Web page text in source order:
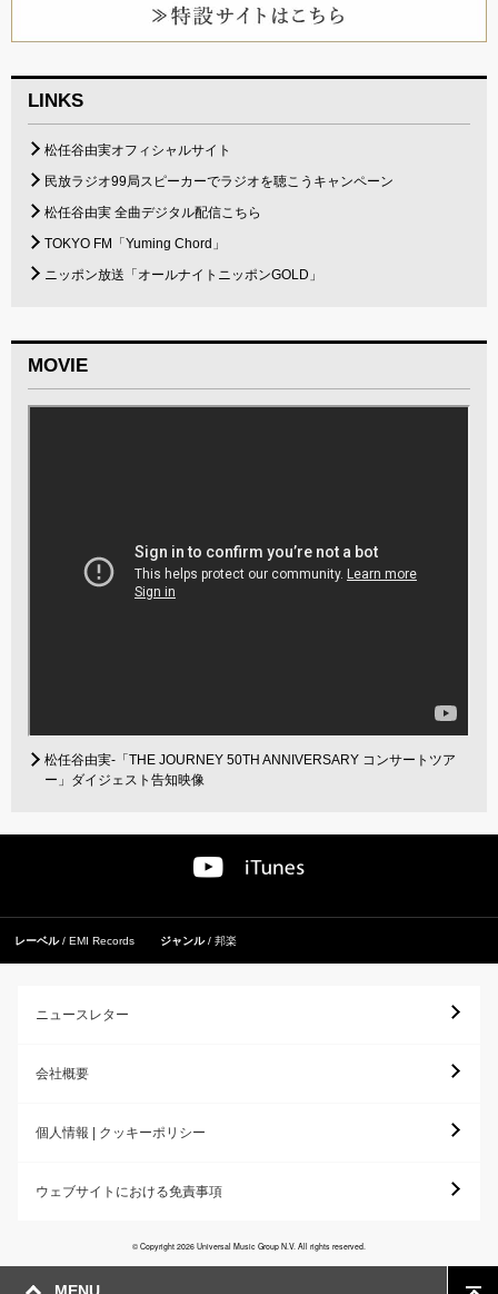
LINKS
松任谷由実オフィシャルサイト
民放ラジオ99局スピーカーでラジオを聴こうキャンペーン
松任谷由実 全曲デジタル配信こちら
TOKYO FM「Yuming Chord」
ニッポン放送「オールナイトニッポンGOLD」
MOVIE
松任谷由実-「THE JOURNEY 50TH ANNIVERSARY コンサートツア
ー」ダイジェスト告知映像
レーベル EMI Records ジャンル 邦楽
ニュースレター
会社概要
個人情報 | クッキーポリシー
ウェブサイトにおける免責事項
© Copyright 2026 Universal Music Group N.V. All rights reserved.